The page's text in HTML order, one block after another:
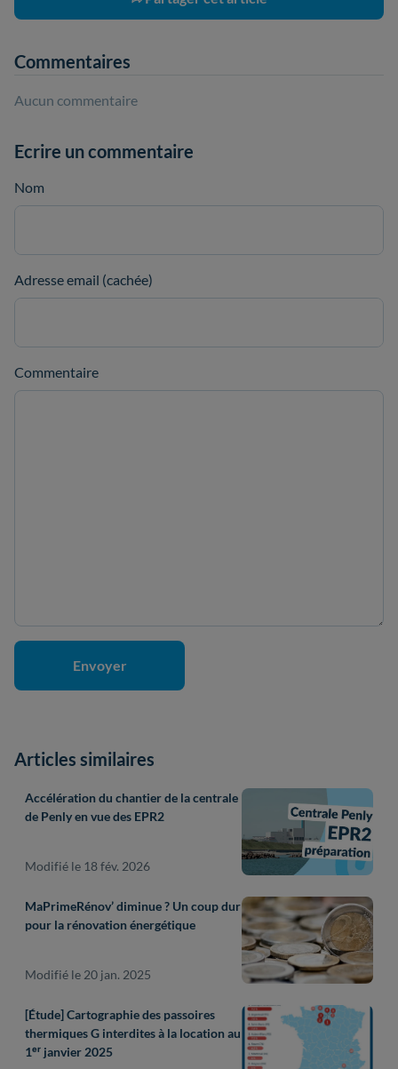
Commentaires
Aucun commentaire
Ecrire un commentaire
Nom
Adresse email (cachée)
Commentaire
Articles similaires
Accélération du chantier de la centrale
de Penly en vue des EPR2
Modifié le 18 fév. 2026
MaPrimeRénov’ diminue ? Un coup dur
pour la rénovation énergétique
Modifié le 20 jan. 2025
[Étude] Cartographie des passoires
thermiques G interdites à la location au
1ᵉʳ janvier 2025